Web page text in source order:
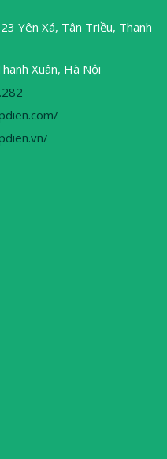
Yên Xá, Tân Triều, Thanh
Xuân, Hà Nội